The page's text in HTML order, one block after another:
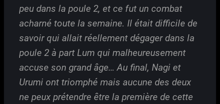
peu dans la poule 2, et ce fut un combat
acharné toute la semaine. Il était difficile de
savoir qui allait réellement dégager dans la
poule 2 à part Lum qui malheureusement
accuse son grand âge… Au final, Nagi et
Urumi ont triomphé mais aucune des deux
ne peux prétendre être la première de cette